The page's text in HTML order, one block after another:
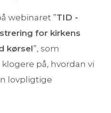
webinaret ”TID -
for kirkens
kørsel”, som
på, hvordan vi
lovpligtige